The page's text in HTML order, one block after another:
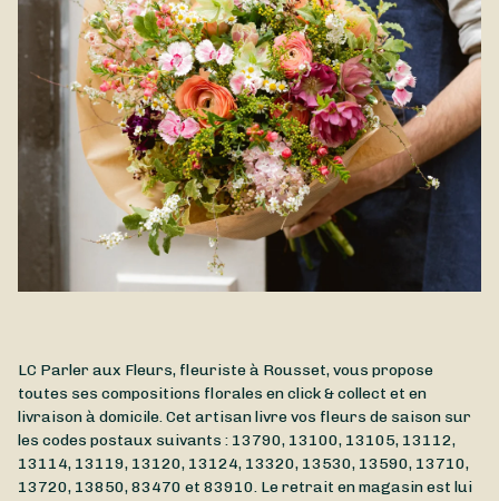
LC Parler aux Fleurs, fleuriste à Rousset, vous propose
toutes ses compositions florales en click & collect et en
livraison à domicile. Cet artisan livre vos fleurs de saison sur
les codes postaux suivants : 13790, 13100, 13105, 13112,
13114, 13119, 13120, 13124, 13320, 13530, 13590, 13710,
13720, 13850, 83470 et 83910. Le retrait en magasin est lui